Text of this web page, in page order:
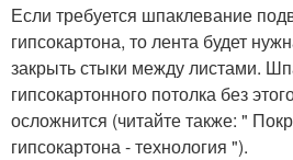
Если требуется шпаклевание
гипсокартона, то лента будет
закрыть стыки между листами.
гипсокартонного потолка без
осложнится (читайте также: "
гипсокартона - технология ").